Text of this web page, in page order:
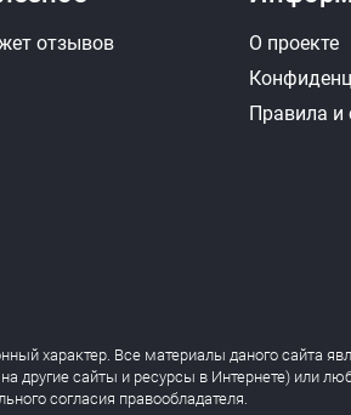
отзывов
О проекте
Правила и
характер. Все материалы даного сайта
другие сайты и ресурсы в Интернете) или
согласия правообладателя.